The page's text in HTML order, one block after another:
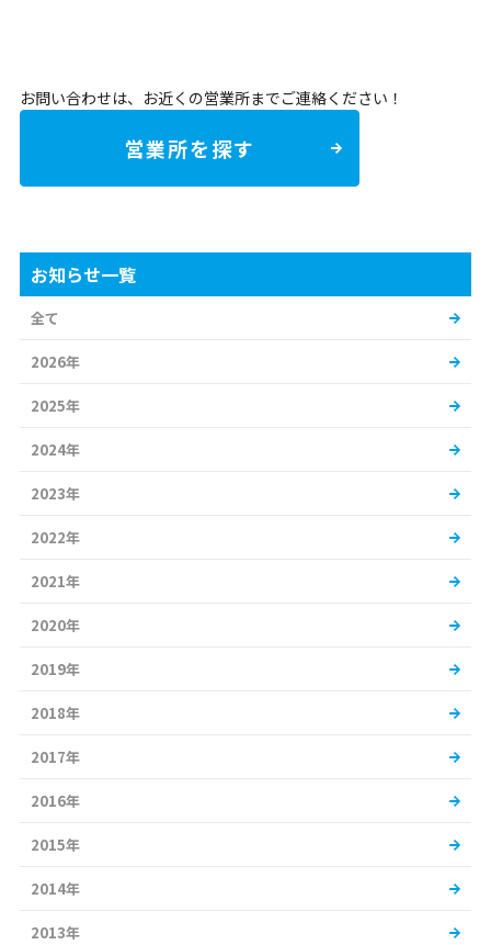
お問い合わせは、お近くの営業所までご連絡ください！
営業所を探す
お知らせ一覧
全て
2026年
2025年
2024年
2023年
2022年
2021年
2020年
2019年
2018年
2017年
2016年
2015年
2014年
2013年